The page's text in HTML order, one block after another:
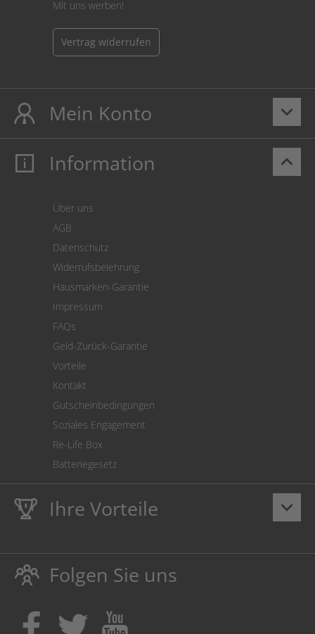
Mit uns werben!
Vertrag widerrufen
keyboard_arrow_down
Mein Konto
Mein Konto
Cookie Einstellungen
keyboard_arrow_up
Information
Über uns
AGB
Datenschutz
Widerrufsbelehrung
Hausmarken-Garantie
Impressum
FAQs
Geld-Zurück-Garantie
Vorteile
Kontakt
Gutscheinbedingungen
Soziales Engagement
Re-Life Box
Batteriegesetz
keyboard_arrow_down
Ihre Vorteile
LebenslangeHausmarke Garantieauf Toner und Tinte
schützt auch Ihren Drucker.
Umweltfreundlich dadurch Abfallvermeidung.
Kaufen Sie Tinte & Toner ruhig da, wo Ihre Kinder einen
Ausbildungsplatz bekommen!
Folgen Sie uns